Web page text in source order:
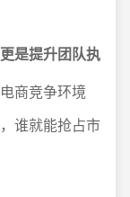
是提升团队执
商竞争环境
谁就能抢占市